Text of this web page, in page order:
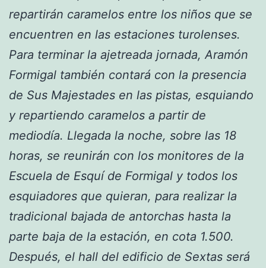
repartirán caramelos entre los niños que se
encuentren en las estaciones turolenses.
Para terminar la ajetreada jornada, Aramón
Formigal también contará con la presencia
de Sus Majestades en las pistas, esquiando
y repartiendo caramelos a partir de
mediodía. Llegada la noche, sobre las 18
horas, se reunirán con los monitores de la
Escuela de Esquí de Formigal y todos los
esquiadores que quieran, para realizar la
tradicional bajada de antorchas hasta la
parte baja de la estación, en cota 1.500.
Después, el hall del edificio de Sextas será